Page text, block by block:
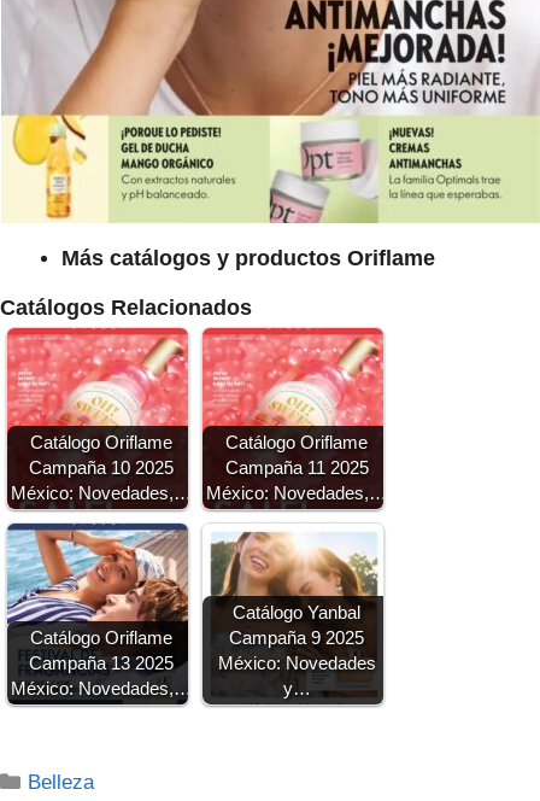
Más catálogos y productos Oriflame
Catálogos Relacionados
Catálogo Oriflame
Campaña 10 2025
México: Novedades,…
Catálogo Oriflame
Campaña 11 2025
México: Novedades,…
Catálogo Oriflame
Campaña 13 2025
México: Novedades,…
Catálogo Yanbal
Campaña 9 2025
México: Novedades
y…
Categorías
Belleza